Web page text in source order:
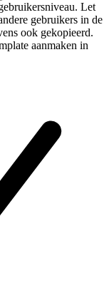
Let
gebruikers in de
ook gekopieerd.
aanmaken in